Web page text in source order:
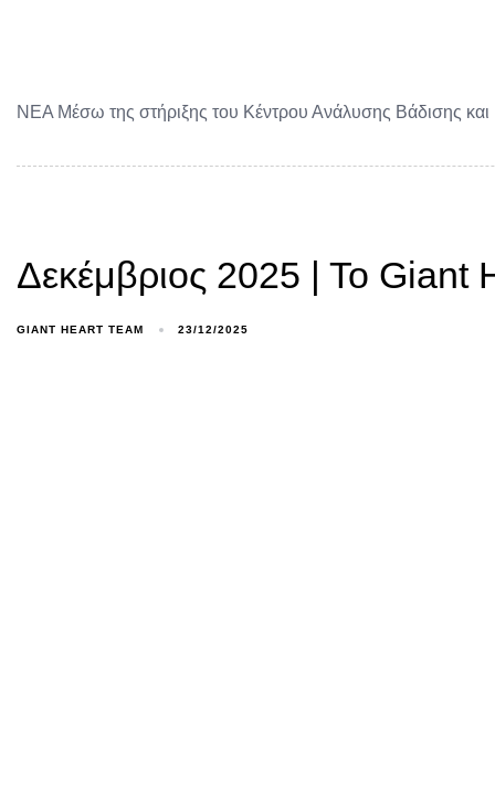
ΝΕΑ Μέσω της στήριξης του Κέντρου Ανάλυσης Βάδισης
Δεκέμβριος 2025 | Το Giant
GIANT HEART TEAM 23/12/2025